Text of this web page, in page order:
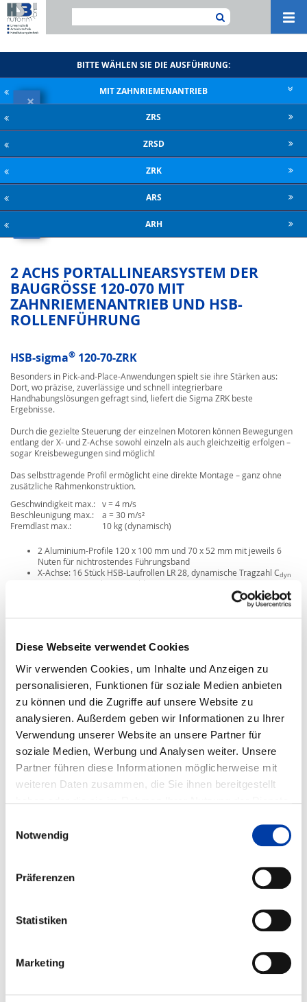
Diese Webseite verwendet Cookies
Wir verwenden Cookies, um Inhalte und Anzeigen zu
personalisieren, Funktionen für soziale Medien anbieten
zu können und die Zugriffe auf unsere Website zu
analysieren. Außerdem geben wir Informationen zu Ihrer
Verwendung unserer Website an unsere Partner für
soziale Medien, Werbung und Analysen weiter. Unsere
Partner führen diese Informationen möglicherweise mit
weiteren Daten zusammen, die Sie ihnen bereitgestellt
unsererDATENSCHUTZ
Seite, sowie in unserem
Notwendig
Präferenzen
Statistiken
Marketing
×
KATALOG HERUNTERLADEN
BITTE WÄHLEN SIE DIE AUSFÜHRUNG:
MIT ZAHNRIE­MENANTRIEB
ZRS
ZRSD
ZRK
ARS
ARH
2 ACHS PORTALLINEARSYSTEM DER
BAUGRÖSSE 120-070 MIT Z
AHNRIEMENANTRIEB UND HSB-R
OLLENFÜHRUNG
HSB-sigma® 120-70-ZRK
Besonders in Pick-and-Place-Anwendungen spielt sie ihre Stärken aus:
Dort, wo präzise, zuverlässige und schnell integrierbare
Handhabungslösungen gefragt sind, liefert die Sigma ZRK beste
Ergebnisse.
Durch die gezielte Steuerung der einzelnen Motoren können Bewegungen
entlang der X- und Z-Achse sowohl einzeln als auch gleichzeitig erfolgen –
sogar Kreisbewegungen sind möglich!
Das selbsttragende Profil ermöglicht eine direkte Montage – ganz ohne
zusätzliche Rahmenkonstruktion.
Geschwindigkeit max.:
v = 4 m/s
Beschleunigung max.:
a = 30 m/s²
Fremdlast max.:
10 kg (dynamisch)
2 Aluminium-Profile 120 x 100 mm und 70 x 52 mm mit jeweils 6
Nuten für nichtrostendes Führungsband
X-Achse: 16 Stück HSB-Laufrollen LR 28, dynamische Tragzahl Cdyn
= 3200 N, statische Tragzahl C
Z-Achse: 16 Stück HSB-Laufrollen LR 20, dynamische Tragzahl Cdyn
Zahnriemen 32 AT5-E, Synchronscheibe mit 40 Zähnen = 200
Um dieses Video sehen zu können, erlauben Sie bitte die Marketing-
Informationsmaterial 120-70-ZRK
ZRK
BEWEGUNG